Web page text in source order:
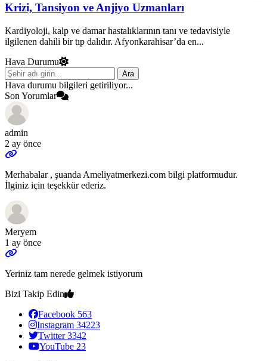
Krizi, Tansiyon ve Anjiyo Uzmanları
Kardiyoloji, kalp ve damar hastalıklarının tanı ve tedavisiyle
ilgilenen dahili bir tıp dalıdır. Afyonkarahisar’da en...
Hava Durumu
Ara
Hava durumu bilgileri getiriliyor...
Son Yorumlar
admin
2 ay önce
Merhabalar , şuanda Ameliyatmerkezi.com bilgi platformudur.
İlginiz için teşekkür ederiz.
Meryem
1 ay önce
Yeriniz tam nerede gelmek istiyorum
Bizi Takip Edin
Facebook 563
Instagram 34223
Twitter 3342
YouTube 23